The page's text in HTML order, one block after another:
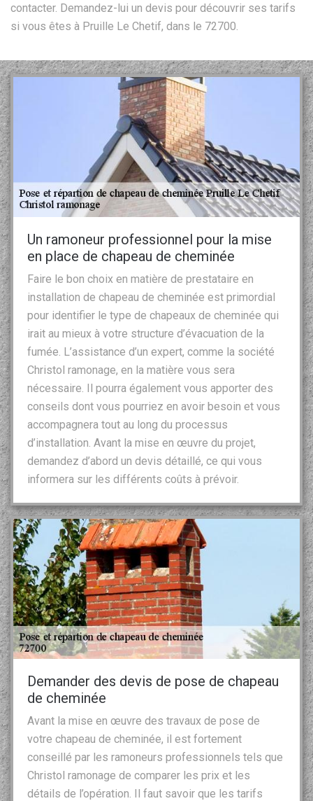
contacter. Demandez-lui un devis pour découvrir ses tarifs
si vous êtes à Pruille Le Chetif, dans le 72700.
Un ramoneur professionnel pour la mise
en place de chapeau de cheminée
Faire le bon choix en matière de prestataire en
installation de chapeau de cheminée est primordial
pour identifier le type de chapeaux de cheminée qui
irait au mieux à votre structure d’évacuation de la
fumée. L’assistance d’un expert, comme la société
Christol ramonage, en la matière vous sera
nécessaire. Il pourra également vous apporter des
conseils dont vous pourriez en avoir besoin et vous
accompagnera tout au long du processus
d’installation. Avant la mise en œuvre du projet,
demandez d’abord un devis détaillé, ce qui vous
informera sur les différents coûts à prévoir.
Demander des devis de pose de chapeau
de cheminée
Avant la mise en œuvre des travaux de pose de
votre chapeau de cheminée, il est fortement
conseillé par les ramoneurs professionnels tels que
Christol ramonage de comparer les prix et les
détails de l’opération. Il faut savoir que les tarifs